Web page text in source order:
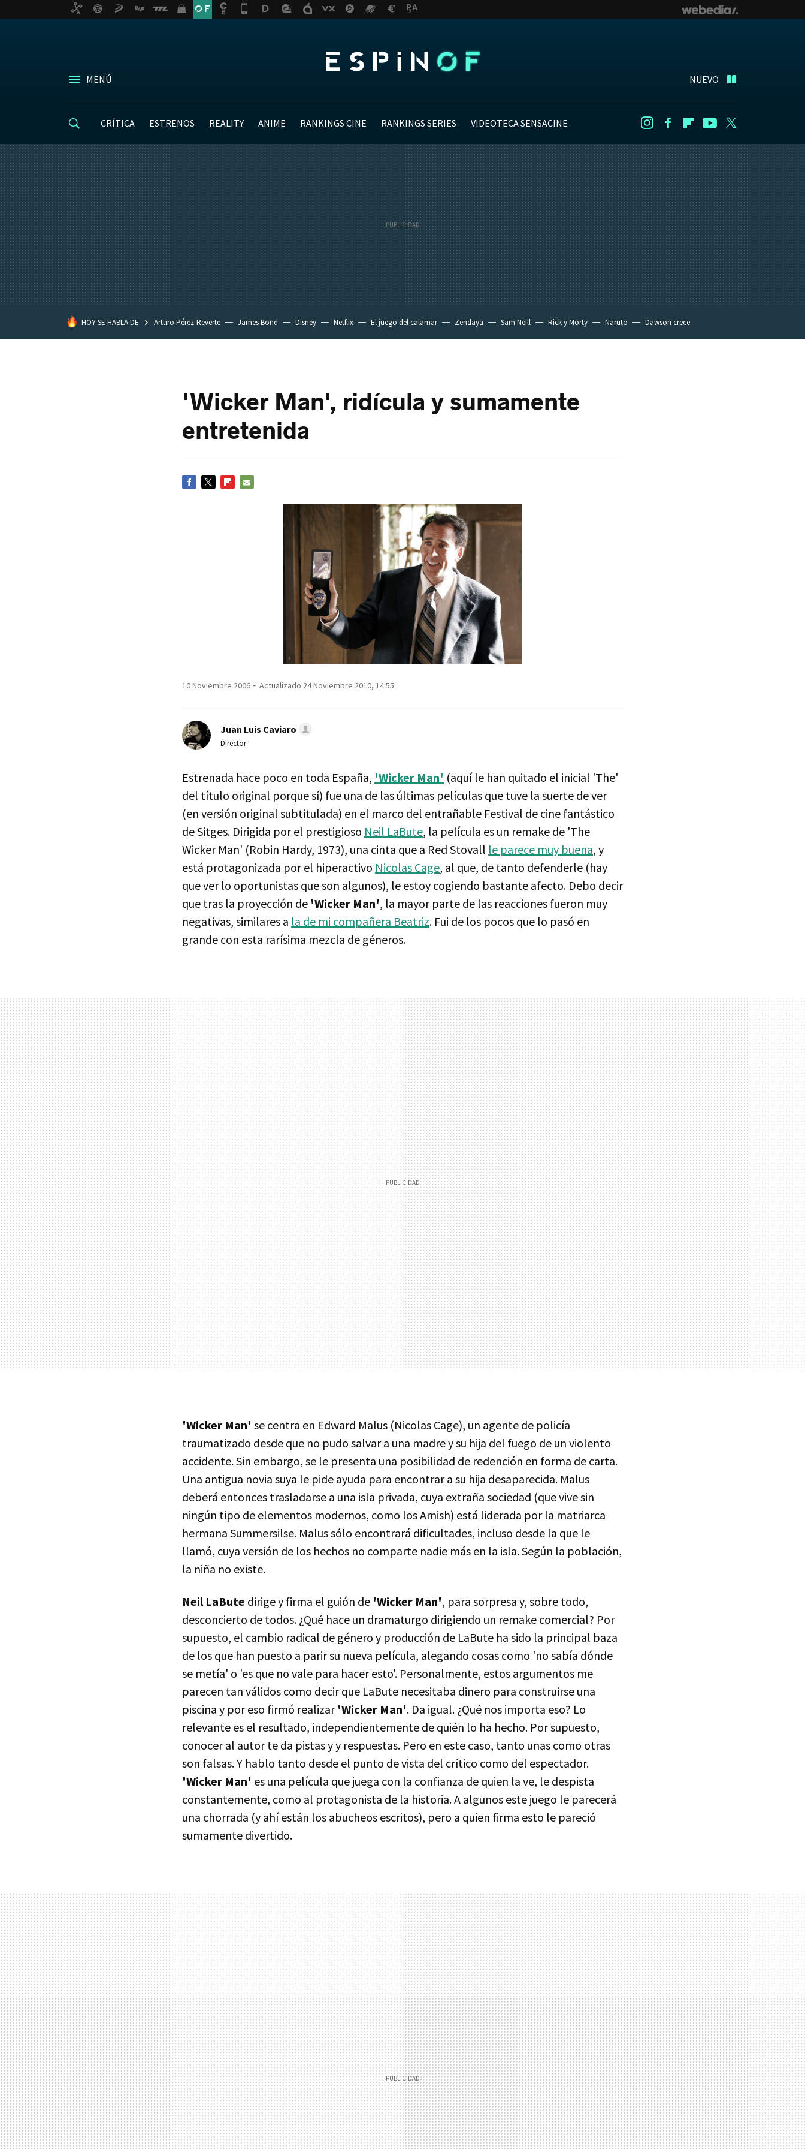
MENÚ NUEVO
CRÍTICA ESTRENOS REALITY ANIME RANKINGS CINE RANKINGS SERIES VIDEOTECA SENSACINE InstagramFacebookFlipboard
Youtube
HOY SE HABLA DE Arturo Pérez-Reverte James Bond Disney Netflix El juego del calamar Zendaya Sam Neill Rick y Morty Naruto Dawson crece
'Wicker Man', ridícula y sumamente
entretenida
10 Noviembre 2006 Actualizado 24 Noviembre 2010, 14:55
Juan Luis Caviaro
Director
Estrenada hace poco en toda España, 'Wicker Man' (aquí le han quitado el inicial 'The'
del título original porque sí) fue una de las últimas películas que tuve la suerte de ver
(en versión original subtitulada) en el marco del entrañable Festival de cine fantástico
de Sitges. Dirigida por el prestigioso Neil LaBute, la película es un remake de 'The
Wicker Man' (Robin Hardy, 1973), una cinta que a Red Stovall le parece muy buena, y
está protagonizada por el hiperactivo Nicolas Cage, al que, de tanto defenderle (hay
que ver lo oportunistas que son algunos), le estoy cogiendo bastante afecto. Debo decir
que tras la proyección de 'Wicker Man', la mayor parte de las reacciones fueron muy
negativas, similares a la de mi compañera Beatriz. Fui de los pocos que lo pasó en
grande con esta rarísima mezcla de géneros.
'Wicker Man' se centra en Edward Malus (Nicolas Cage), un agente de policía
traumatizado desde que no pudo salvar a una madre y su hija del fuego de un violento
accidente. Sin embargo, se le presenta una posibilidad de redención en forma de carta.
Una antigua novia suya le pide ayuda para encontrar a su hija desaparecida. Malus
deberá entonces trasladarse a una isla privada, cuya extraña sociedad (que vive sin
ningún tipo de elementos modernos, como los Amish) está liderada por la matriarca
hermana Summersilse. Malus sólo encontrará dificultades, incluso desde la que le
llamó, cuya versión de los hechos no comparte nadie más en la isla. Según la población,
la niña no existe.
Neil LaBute dirige y firma el guión de 'Wicker Man', para sorpresa y, sobre todo,
desconcierto de todos. ¿Qué hace un dramaturgo dirigiendo un remake comercial? Por
supuesto, el cambio radical de género y producción de LaBute ha sido la principal baza
de los que han puesto a parir su nueva película, alegando cosas como 'no sabía dónde
se metía' o 'es que no vale para hacer esto'. Personalmente, estos argumentos me
parecen tan válidos como decir que LaBute necesitaba dinero para construirse una
piscina y por eso firmó realizar 'Wicker Man'. Da igual. ¿Qué nos importa eso? Lo
relevante es el resultado, independientemente de quién lo ha hecho. Por supuesto,
conocer al autor te da pistas y y respuestas. Pero en este caso, tanto unas como otras
son falsas. Y hablo tanto desde el punto de vista del crítico como del espectador.
'Wicker Man' es una película que juega con la confianza de quien la ve, le despista
constantemente, como al protagonista de la historia. A algunos este juego le parecerá
una chorrada (y ahí están los abucheos escritos), pero a quien firma esto le pareció
sumamente divertido.